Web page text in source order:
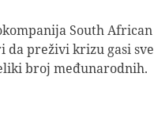
South African
da preživi krizu gasi sve
broj međunarodnih.